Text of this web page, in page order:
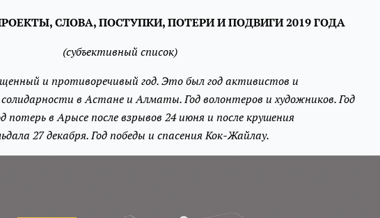
СЛОВА, ПОСТУПКИ, ПОТЕРИ И ПОДВИГИ 2019 ГОДА
(субъективный список)
и противоречивый год. Это был год активистов и
в Астане и Алматы. Год волонтеров и художников. Год
потерь в Арысе после взрывов 24 июня и после крушения
27 декабря. Год победы и спасения Кок-Жайлау.